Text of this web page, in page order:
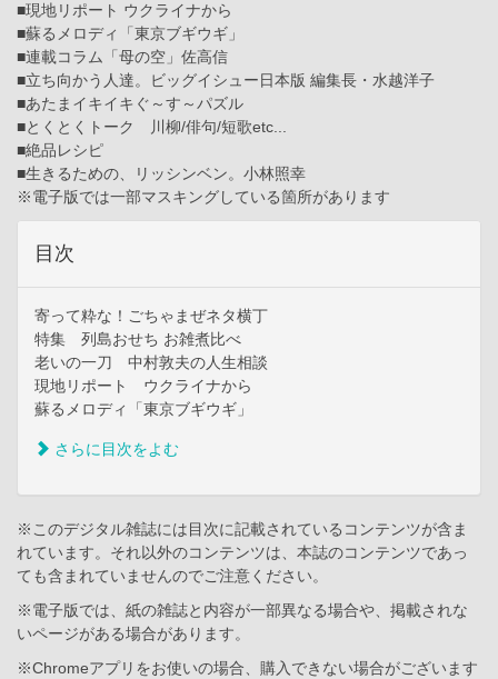
■現地リポート ウクライナから
■蘇るメロディ「東京ブギウギ」
■連載コラム「母の空」佐高信
■立ち向かう人達。ビッグイシュー日本版 編集長・水越洋子
■あたまイキイキぐ～す～パズル
■とくとくトーク 川柳/俳句/短歌etc...
■絶品レシピ
■生きるための、リッシンベン。小林照幸
※電子版では一部マスキングしている箇所があります
目次
寄って粋な！ごちゃまぜネタ横丁
特集 列島おせち お雑煮比べ
老いの一刀 中村敦夫の人生相談
現地リポート ウクライナから
蘇るメロディ「東京ブギウギ」
さらに目次をよむ
※このデジタル雑誌には目次に記載されているコンテンツが含ま
れています。それ以外のコンテンツは、本誌のコンテンツであっ
ても含まれていませんのでご注意ください。
※電子版では、紙の雑誌と内容が一部異なる場合や、掲載されな
いページがある場合があります。
※Chromeアプリをお使いの場合、購入できない場合がございます